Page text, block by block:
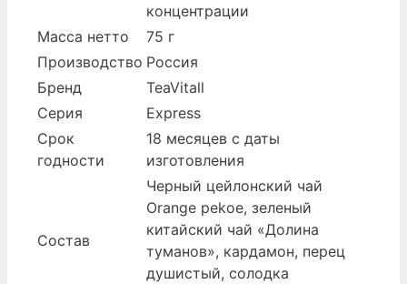
концентрации
Масса нетто
75 г
Производство Россия
Бренд
TeaVitall
Серия
Express
Срок
годности
18 месяцев с даты
изготовления
Состав
Черный цейлонский чай
Оrange pekoe, зеленый
китайский чай «Долина
туманов», кардамон, перец
душистый, солодка